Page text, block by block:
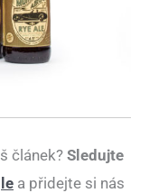
článek?Sledujte
a přidejte si nás